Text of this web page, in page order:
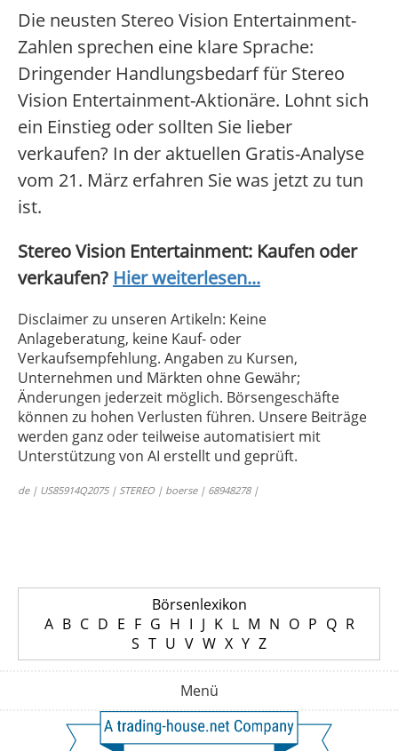
Die neusten Stereo Vision Entertainment-
Zahlen sprechen eine klare Sprache:
Dringender Handlungsbedarf für Stereo
Vision Entertainment-Aktionäre. Lohnt sich
ein Einstieg oder sollten Sie lieber
verkaufen? In der aktuellen Gratis-Analyse
vom 21. März erfahren Sie was jetzt zu tun
ist.
Stereo Vision Entertainment: Kaufen oder
verkaufen? Hier weiterlesen...
Disclaimer zu unseren Artikeln: Keine
Anlageberatung, keine Kauf- oder
Verkaufsempfehlung. Angaben zu Kursen,
Unternehmen und Märkten ohne Gewähr;
Änderungen jederzeit möglich. Börsengeschäfte
können zu hohen Verlusten führen. Unsere Beiträge
werden ganz oder teilweise automatisiert mit
Unterstützung von AI erstellt und geprüft.
de | US85914Q2075 | STEREO | boerse | 68948278 |
Börsenlexikon
A B C D E F G H I J K L M N O P Q R
S T U V W X Y Z
Menü